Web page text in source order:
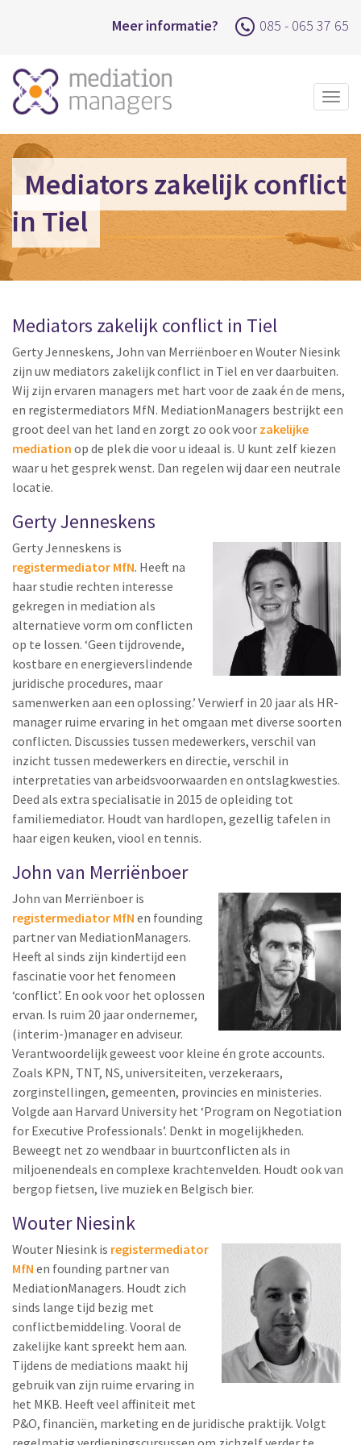
Meer informatie? 085 - 065 37 65
Mediators zakelijk conflict
in Tiel
Mediators zakelijk conflict in Tiel
Gerty Jenneskens, John van Merriënboer en Wouter Niesink
zijn uw mediators zakelijk conflict in Tiel en ver daarbuiten.
Wij zijn ervaren managers met hart voor de zaak én de mens,
en registermediators MfN. MediationManagers bestrijkt een
groot deel van het land en zorgt zo ook voor zakelijke
mediation op de plek die voor u ideaal is. U kunt zelf kiezen
waar u het gesprek wenst. Dan regelen wij daar een neutrale
locatie.
Gerty Jenneskens
Gerty Jenneskens is
registermediator MfN. Heeft na
haar studie rechten interesse
gekregen in mediation als
alternatieve vorm om conflicten
op te lossen. ‘Geen tijdrovende,
kostbare en energieverslindende
juridische procedures, maar
samenwerken aan een oplossing.’ Verwierf in 20 jaar als HR-
manager ruime ervaring in het omgaan met diverse soorten
conflicten. Discussies tussen medewerkers, verschil van
inzicht tussen medewerkers en directie, verschil in
interpretaties van arbeidsvoorwaarden en ontslagkwesties.
Deed als extra specialisatie in 2015 de opleiding tot
familiemediator. Houdt van hardlopen, gezellig tafelen in
haar eigen keuken, viool en tennis.
John van Merriënboer
John van Merriënboer is
registermediator MfN en founding
partner van MediationManagers.
Heeft al sinds zijn kindertijd een
fascinatie voor het fenomeen
‘conflict’. En ook voor het oplossen
ervan. Is ruim 20 jaar ondernemer,
(interim-)manager en adviseur.
Verantwoordelijk geweest voor kleine én grote accounts.
Zoals KPN, TNT, NS, universiteiten, verzekeraars,
zorginstellingen, gemeenten, provincies en ministeries.
Volgde aan Harvard University het ‘Program on Negotiation
for Executive Professionals’. Denkt in mogelijkheden.
Beweegt net zo wendbaar in buurtconflicten als in
miljoenendeals en complexe krachtenvelden. Houdt ook van
bergop fietsen, live muziek en Belgisch bier.
Wouter Niesink
Wouter Niesink is registermediator
MfN en founding partner van
MediationManagers. Houdt zich
sinds lange tijd bezig met
conflictbemiddeling. Vooral de
zakelijke kant spreekt hem aan.
Tijdens de mediations maakt hij
gebruik van zijn ruime ervaring in
het MKB. Heeft veel affiniteit met
P&O, financiën, marketing en de juridische praktijk. Volgt